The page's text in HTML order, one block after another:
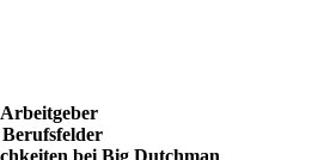
bei Big Dutchman